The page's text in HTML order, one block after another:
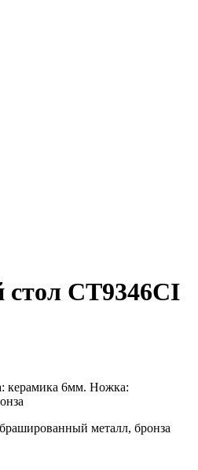
CT9346CI
керамика 6мм. Ножка:
металл, бронза